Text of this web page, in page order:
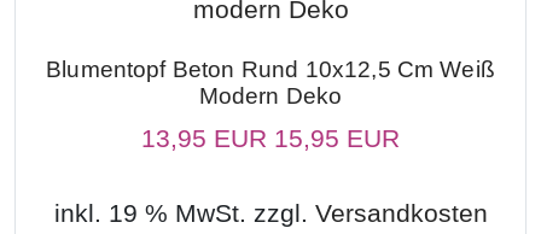
Blumentopf Beton Rund 10x12,5 Cm Weiß
Modern Deko
13,95 EUR 15,95 EUR
inkl. 19 % MwSt. zzgl. Versandkosten